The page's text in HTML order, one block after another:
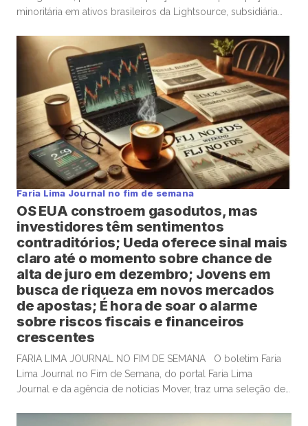
minoritária em ativos brasileiros da Lightsource, subsidiária
Prates, ex-CEO da estatal, que citou “risco de confundir
transição energética com má alocação de capital”. A
Petrobras […]
Faria Lima Journal no fim de semana
OS EUA constroem gasodutos, mas
investidores têm sentimentos
contraditórios; Ueda oferece sinal mais
claro até o momento sobre chance de
alta de juro em dezembro; Jovens em
busca de riqueza em novos mercados
de apostas; É hora de soar o alarme
sobre riscos fiscais e financeiros
crescentes
FARIA LIMA JOURNAL NO FIM DE SEMANA O boletim Faria
Lima Journal no Fim de Semana, do portal Faria Lima
Journal e da agência de notícias Mover, traz uma seleção de
algum tempo no sábado e domingo para leituras mais